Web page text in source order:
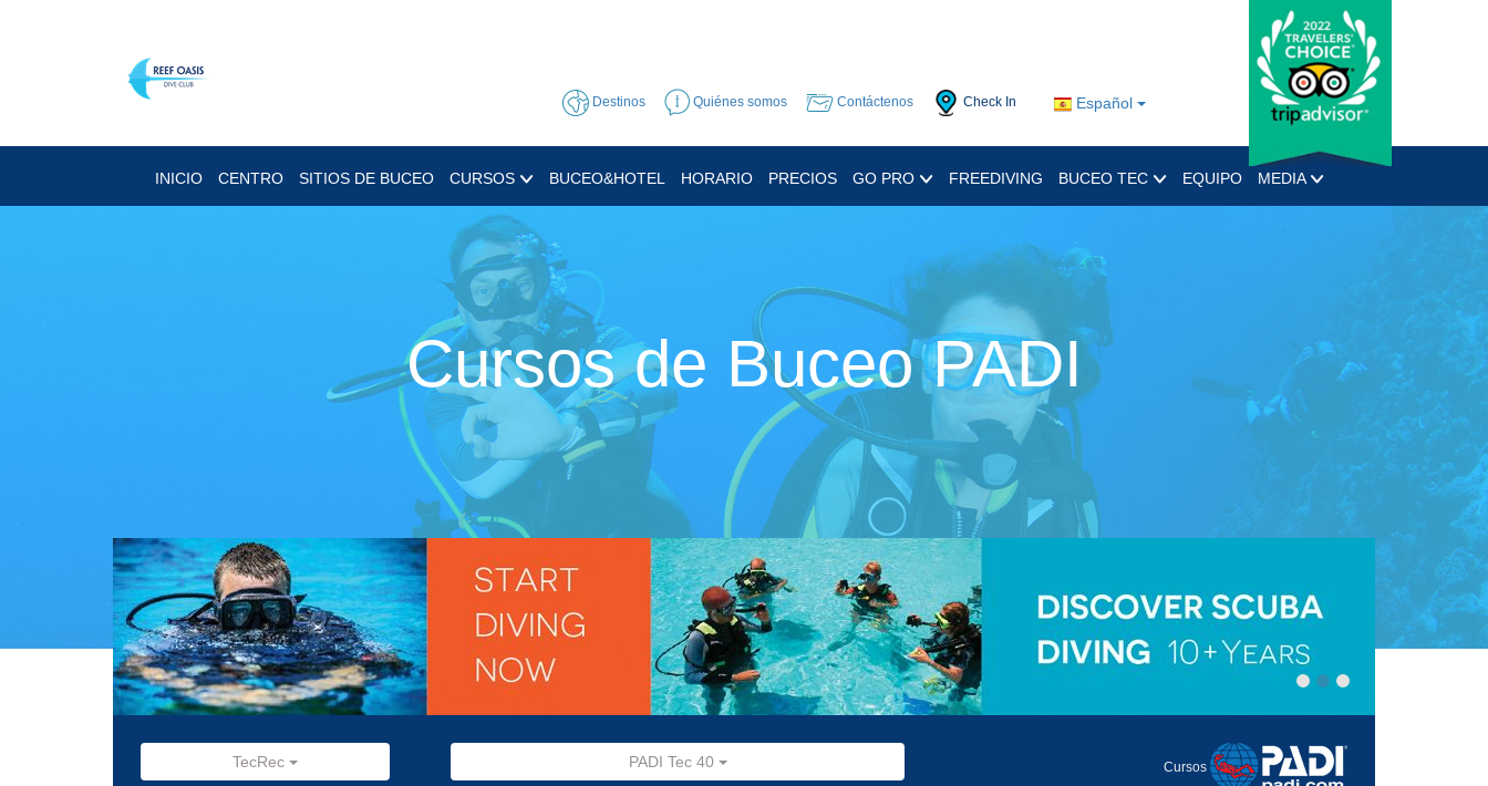
Español
Destinos Quiénes somos Contáctenos Check In
INICIO CENTRO SITIOS DE BUCEO CURSOS BUCEO&HOTEL HORARIO PRECIOS GO PRO FREEDIVING BUCEO TEC EQUIPO MEDIA
Cursos de Buceo PADI
TecRec PADI Tec 40 Cursos